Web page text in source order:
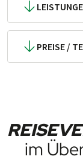
PREISE /
im